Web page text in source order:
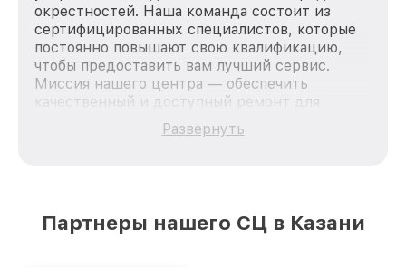
окрестностей. Наша команда состоит из
сертифицированных специалистов, которые
постоянно повышают свою квалификацию,
чтобы предоставить вам лучший сервис.
Миссия нашего центра — обеспечить
качественный и доступный ремонт для
каждого пользователя продукции Pard, вне
зависимости от сложности поломки. Мы
Казани, постоянно повышая уровень доверия
Развернуть
Партнеры нашего СЦ в Казани